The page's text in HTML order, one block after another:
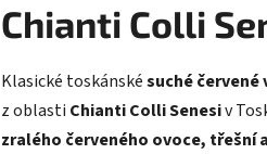
Chianti Colli
Klasické toskánskésuché červené
z oblasti Chianti Colli Senesiv
zralého červeného ovoce, třešní